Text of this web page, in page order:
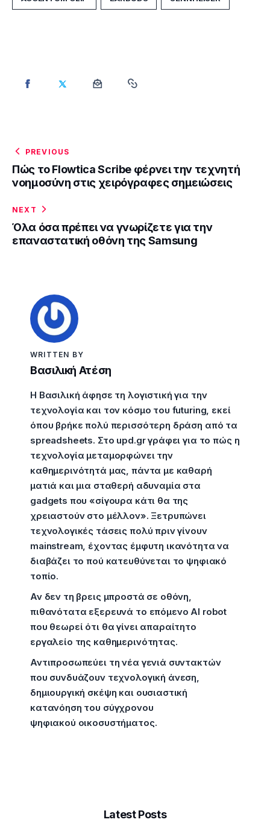
PREVIOUS
Πώς το Flowtica Scribe φέρνει την τεχνητή
νοημοσύνη στις χειρόγραφες σημειώσεις
NEXT
Όλα όσα πρέπει να γνωρίζετε για την
επαναστατική οθόνη της Samsung
WRITTEN BY
Βασιλική Ατέση
Η Βασιλική άφησε τη λογιστική για την
τεχνολογία και τον κόσμο του futuring, εκεί
όπου βρήκε πολύ περισσότερη δράση από τα
spreadsheets. Στο upd.gr γράφει για το πώς η
τεχνολογία μεταμορφώνει την
καθημερινότητά μας, πάντα με καθαρή
ματιά και μια σταθερή αδυναμία στα
gadgets που «σίγουρα κάτι θα της
χρειαστούν στο μέλλον». Ξετρυπώνει
τεχνολογικές τάσεις πολύ πριν γίνουν
mainstream, έχοντας έμφυτη ικανότητα να
διαβάζει το πού κατευθύνεται το ψηφιακό
τοπίο.
Αν δεν τη βρεις μπροστά σε οθόνη,
πιθανότατα εξερευνά το επόμενο AI robot
που θεωρεί ότι θα γίνει απαραίτητο
εργαλείο της καθημερινότητας.
Αντιπροσωπεύει τη νέα γενιά συντακτών
που συνδυάζουν τεχνολογική άνεση,
δημιουργική σκέψη και ουσιαστική
κατανόηση του σύγχρονου
ψηφιακού οικοσυστήματος.
Latest Posts